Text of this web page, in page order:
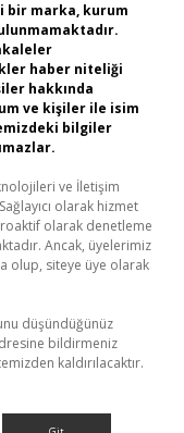
bir marka, kurum
haber niteliği
hakkında
ve kişiler ile isim
bilgiler
ve İletişim
olarak hizmet
olarak denetleme
Ancak, üyelerimiz
olup, siteye üye olarak
düşündüğünüz
bildirmeniz
kaldırılacaktır.